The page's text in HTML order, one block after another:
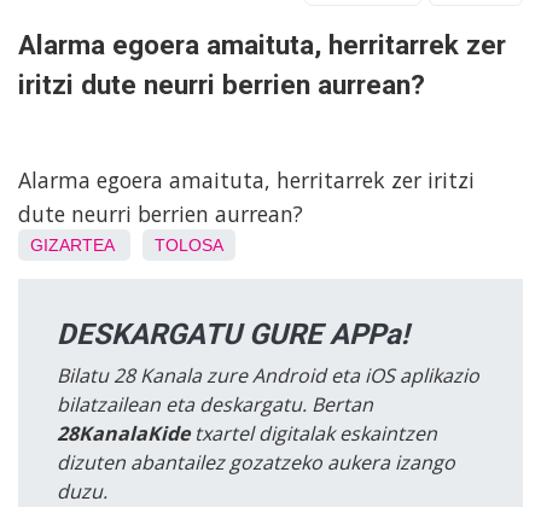
Alarma egoera amaituta, herritarrek zer
iritzi dute neurri berrien aurrean?
Alarma egoera amaituta, herritarrek zer iritzi
dute neurri berrien aurrean?
GIZARTEA TOLOSA
DESKARGATU GURE APPa!
Bilatu 28 Kanala zure Android eta iOS aplikazio
bilatzailean eta deskargatu. Bertan
28KanalaKidetxartel digitalak eskaintzen
dizuten abantailez gozatzeko aukera izango
duzu.